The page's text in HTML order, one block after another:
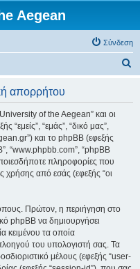
Aegean
Σύνδεση
απορρήτου
of the Aegean” και οι
“εμείς”, “εμάς”, “δικό μας”,
και το phpBB (εφεξής
“www.phpbb.com”, “phpBB
πληροφορίες που
χρήσης από εσάς (εφεξής “οι
Πρώτον, η περιήγηση στο
phpBB να δημιουργήσει
κειμένου τα οποία
του υπολογιστή σας. Τα
μέλους (εφεξής “user-